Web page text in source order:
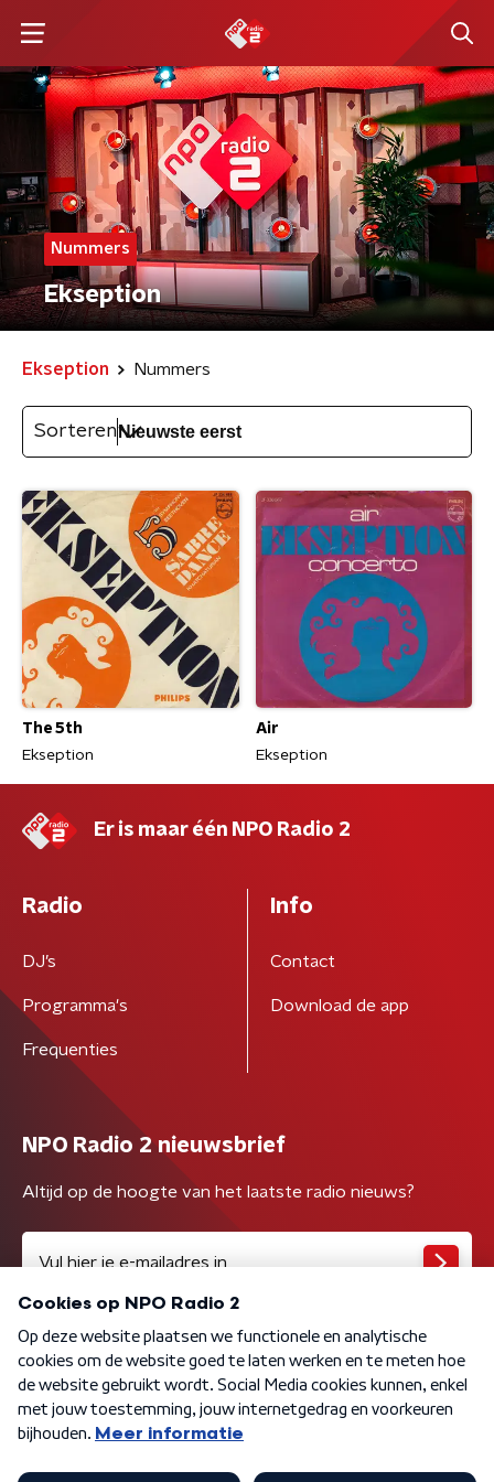
Nummers
Ekseption
Ekseption Nummers
Sorteren
The 5th
Ekseption
Air
Ekseption
Er is maar één NPO Radio 2
Radio
DJ’s
Programma's
Frequenties
Info
Contact
Download de app
NPO Radio 2 nieuwsbrief
Altijd op de hoogte van het laatste radio nieuws?
Algemene voorwaarden